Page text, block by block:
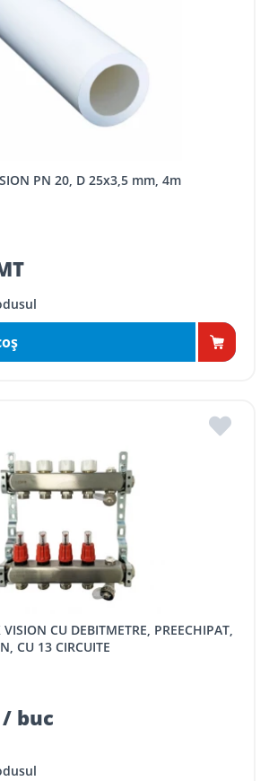
PN 20, D 25x3,5 mm, 4m
CU 13 CIRCUITE
/ buc